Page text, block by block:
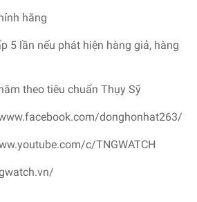
hãng
5 lần nếu phát hiện hàng giả, hàng
theo tiêu chuẩn Thụy Sỹ
donghonhat263/
c/TNGWATCH